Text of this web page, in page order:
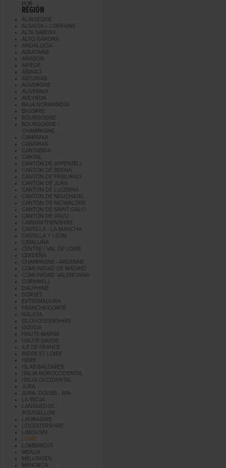
POR
REGIÓN
ALBIGEOISE
ALSACIA /- LORRAINE
ALTA SABOYA
ALTO GARONA
ANDALUCÍA
AQUITAINE
ARAGÓN
ARIÈGE
ASIAGO
ASTURIAS
AUVERGNE
AUVERNIA
AVEYRON
BAJA NORMANDÍA
BIGORRE
BOURGOGNE
BOURGOGNE /
CHAMPAGNE
CAMPANIA
CANARIAS
CANTABRIA
CANTAL
CANTÓN DE APPENZELL
CANTÓN DE BERNA
CANTÓN DE FRIBURGO
CANTÓN DE JURA
CANTÓN DE LUCERNA
CANTÓN DE NEUCHATEL
CANTON DE NIDWALDEN
CANTÓN DE SAINT GALO
CANTÓN DE VAUD
CARMARTHENSHIRE
CASTILLA - LA MANCHA
CASTILLA Y LEÓN
CATALUÑA
CENTRE / VAL DE LOIRE
CERDEÑA
CHAMPAGNE - ARDENNE
COMUNIDAD DE MADRID
COMUNIDAD VALENCIANA
CORNWELL
DAUPHINÉ
DORSET
EXTREMADURA
FRANCHE-COMTÉ
GALICIA
GLOUCESTERSHIRE
GOUDA
HAUTE-MARNE
HAUTE-SAVOIE
ILE DE FRANCE
INDRE ET LOIRE
ISÈRE
ISLAS BALEARES
ITALIA NOROCCIDENTAL
ITALIA OCCIDENTAL
JURA
JURA, DOUBS , AIN
LA RIOJA
LANGUEDOC -
ROUSSILLON
LAURAGAIS
LEICESTERSHIRE
LIMOUSIN
LOIRE
LOMBARDÍA
MEAUX
MELLINGEN
MENORCA